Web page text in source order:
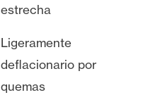
estrecha
Ligeramente
deflacionario por
quemas